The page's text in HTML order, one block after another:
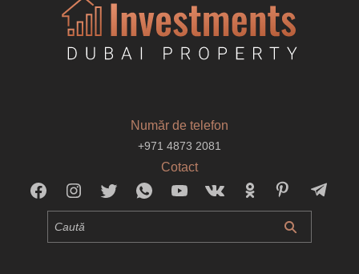
Număr de telefon
+971 4873 2081
Cotact